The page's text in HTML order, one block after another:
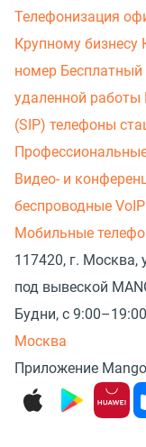
Телефонизация
Крупному бизнесу
номер
удаленной работы
(SIP) телефоны
Видео- и
беспроводные
Мобильные
117420, г. Москва,
под вывеской
Будни, с 9:00–19:00
Москва
Приложение